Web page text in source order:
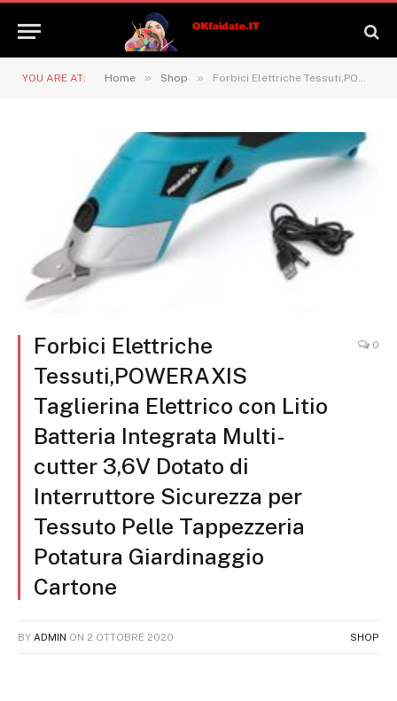
YOU ARE AT: Home » Shop » Forbici Elettriche Tessuti,POWERAXIS Taglierina Elettrico con Litio Batteria Integrata Multi-cutter 3,6V Dotato di Interruttore Sicurezza per Tessuto Pelle Tappezzeria Potatura Giardinaggio Cartone
Forbici Elettriche
Tessuti,POWERAXIS
Taglierina Elettrico con Litio
Batteria Integrata Multi-
cutter 3,6V Dotato di
Interruttore Sicurezza per
Tessuto Pelle Tappezzeria
Potatura Giardinaggio
Cartone
0
BY ADMIN ON 2 OTTOBRE 2020 SHOP